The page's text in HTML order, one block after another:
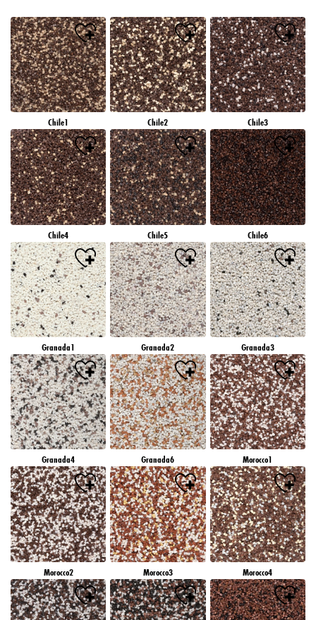
Chile1 Chile2 Chile3
Chile4 Chile5 Chile6
Granada1 Granada2 Granada3
Granada4 Granada6 Morocco1
Morocco2 Morocco3 Morocco4